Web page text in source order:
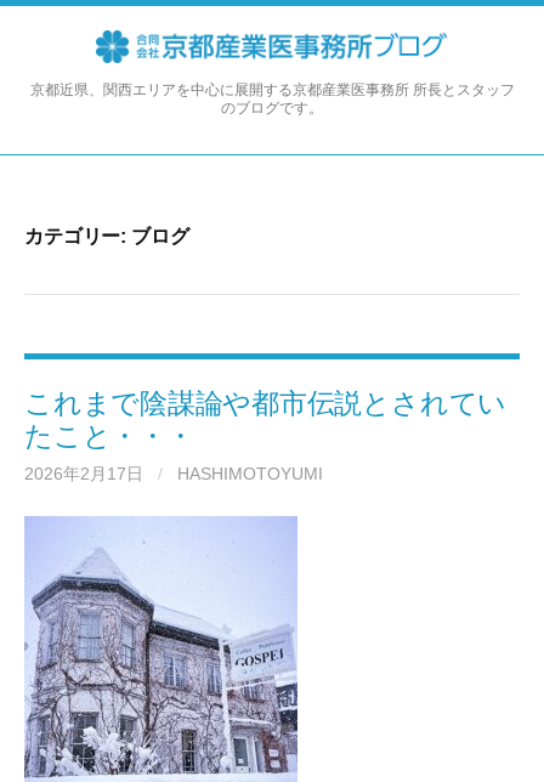
コ
京都近県、関西エリアを中心に展開する京都産業医事務所 所長とスタッフ
のブログです。
カテゴリー: ブログ
これまで陰謀論や都市伝説とされてい
たこと・・・
2026年2月17日 / HASHIMOTOYUMI